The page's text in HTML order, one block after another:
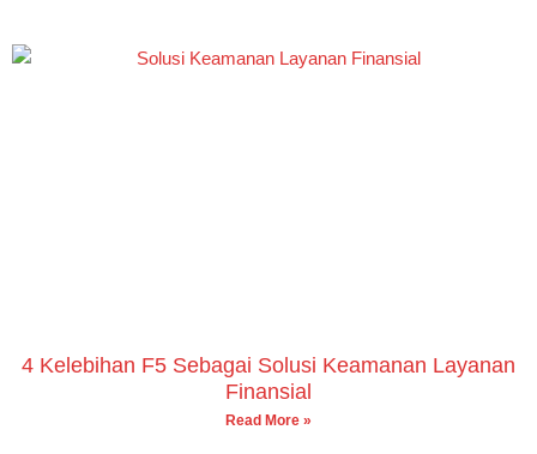
4 Kelebihan F5 Sebagai Solusi Keamanan Layanan
Finansial
Read More »